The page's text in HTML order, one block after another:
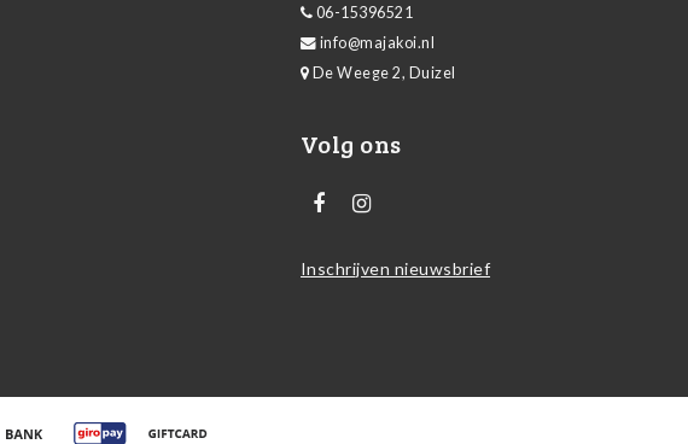
06-15396521
info@majakoi.nl
De Weege 2, Duizel
Volg ons
Inschrijven nieuwsbrief